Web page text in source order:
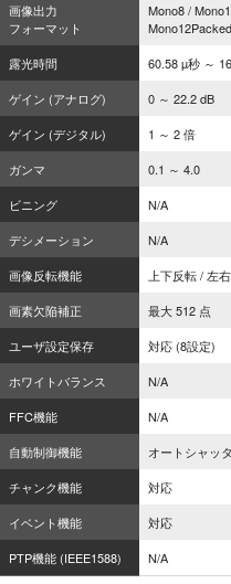
画像出力
フォーマット
Mono8 /
Mono12Packed
露光時間
60.58 µ秒 ～
ゲイン (アナログ)
0 ～ 22.2 dB
ゲイン (デジタル)
1 ～ 2 倍
ガンマ
0.1 ～ 4.0
ビニング
N/A
デシメーション
N/A
画像反転機能
上下反転 / 左
画素欠陥補正
最大 512 点
ユーザ設定保存
対応 (8設定)
ホワイトバランス
N/A
FFC機能
N/A
自動制御機能
オートシャッ
チャンク機能
対応
イベント機能
対応
PTP機能 (IEEE1588)
N/A